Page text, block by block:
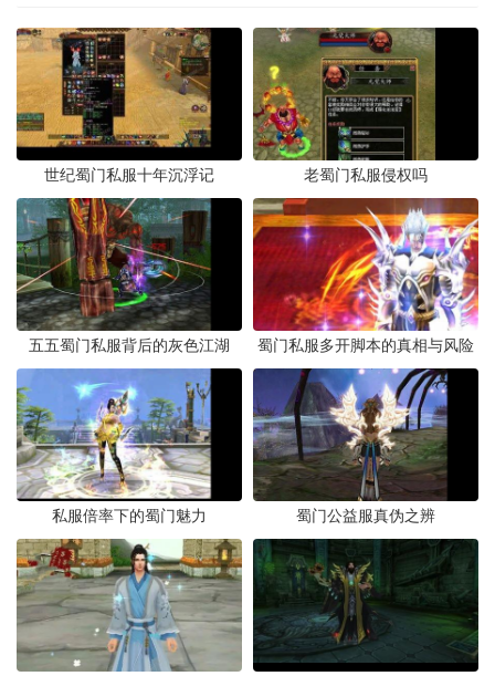
世纪蜀门私服十年沉浮记 老蜀门私服侵权吗
五五蜀门私服背后的灰色江湖 蜀门私服多开脚本的真相与风险
私服倍率下的蜀门魅力 蜀门公益服真伪之辨